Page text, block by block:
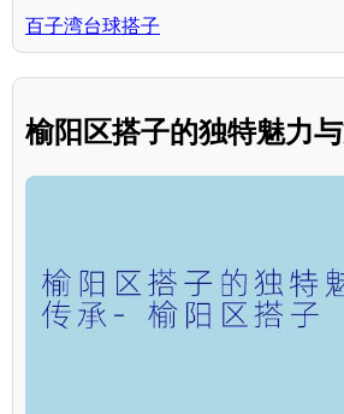
百子湾台球搭子
榆阳区搭子的独特魅力